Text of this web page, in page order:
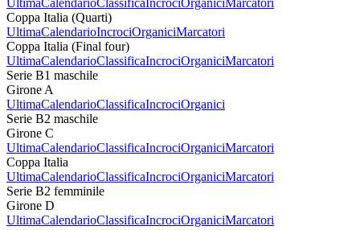
Coppa Italia (Quarti)
UltimaCalendarioIncrociOrganiciMarcatori
Coppa Italia (Final four)
UltimaCalendarioClassificaIncrociOrganiciMarcatori
Serie B1 maschile
Girone A
UltimaCalendarioClassificaIncrociOrganici
Serie B2 maschile
Girone C
UltimaCalendarioClassificaIncrociOrganiciMarcatori
Coppa Italia
UltimaCalendarioClassificaIncrociOrganiciMarcatori
Serie B2 femminile
Girone D
UltimaCalendarioClassificaIncrociOrganiciMarcatori